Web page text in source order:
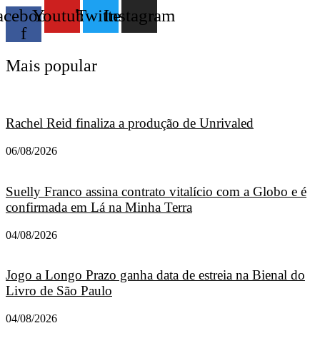
f
YoutubeTwitterInstagram
Mais popular
Rachel Reid finaliza a produção de Unrivaled
06/08/2026
Suelly Franco assina contrato vitalício com a Globo e é
confirmada em Lá na Minha Terra
04/08/2026
Jogo a Longo Prazo ganha data de estreia na Bienal do
Livro de São Paulo
04/08/2026